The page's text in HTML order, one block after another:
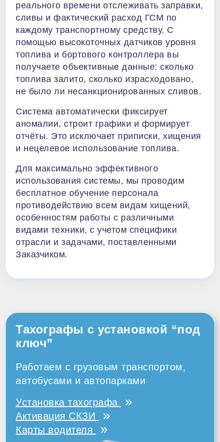
реального времени отслеживать заправки,
сливы и фактический расход ГСМ по
каждому транспортному средству. С
помощью высокоточных датчиков уровня
топлива и бортового контроллера вы
получаете объективные данные: сколько
топлива залито, сколько израсходовано,
не было ли несанкционированных сливов.
Система автоматически фиксирует
аномалии, строит графики и формирует
отчёты. Это исключает приписки, хищения
и нецелевое использование топлива.
Для максимально эффективного
использования системы, мы проводим
бесплатное обучение персонала
противодействию всем видам хищений,
особенностям работы с различными
видами техники, с учетом специфики
отрасли и задачами, поставленными
Заказчиком.
Тахографы с установкой “под
ключ”
Работаем с грузовым транспортом,
автобусами и автопарками
Установка тахографа
Активация СКЗИ
Карты водителя